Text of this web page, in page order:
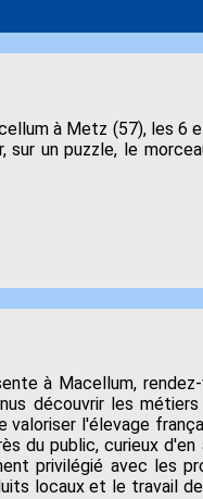
à Metz (57), les
un puzzle, le
à Macellum,
découvrir les
l'élevage
public, curieux
privilégié avec les
locaux et le travail